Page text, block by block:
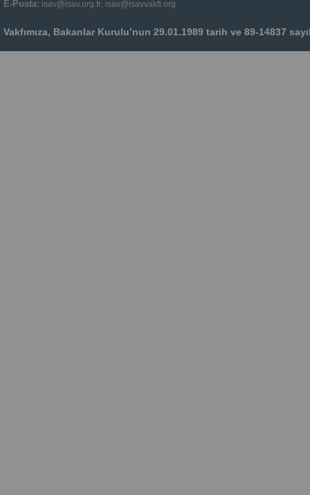
E-Posta: isav@isav.org.tr; isav@isavvakfi.org
Vakfımıza, Bakanlar Kurulu’nun 29.01.1989 tarih ve 89-14837